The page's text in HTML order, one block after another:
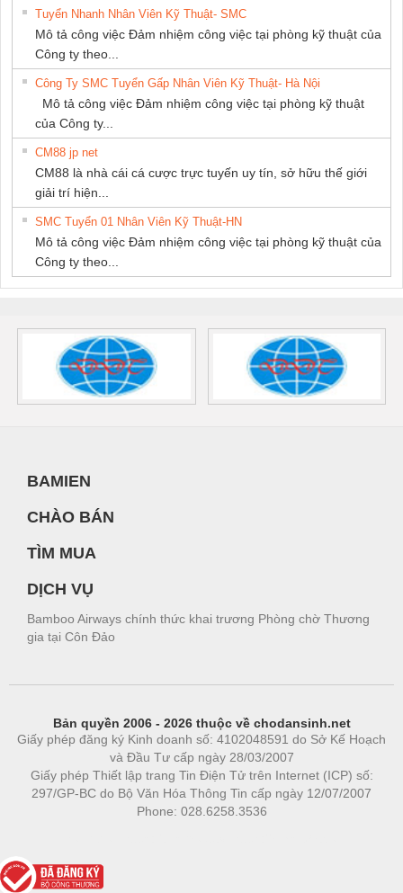
Tuyển Nhanh Nhân Viên Kỹ Thuật- SMC
Mô tả công việc Đảm nhiệm công việc tại phòng kỹ thuật của
Công ty theo...
Công Ty SMC Tuyển Gấp Nhân Viên Kỹ Thuật- Hà Nội
Mô tả công việc Đảm nhiệm công việc tại phòng kỹ thuật
của Công ty...
CM88 jp net
CM88 là nhà cái cá cược trực tuyến uy tín, sở hữu thế giới
giải trí hiện...
SMC Tuyển 01 Nhân Viên Kỹ Thuật-HN
Mô tả công việc Đảm nhiệm công việc tại phòng kỹ thuật của
Công ty theo...
BAMIEN
CHÀO BÁN
TÌM MUA
DỊCH VỤ
Bamboo Airways chính thức khai trương Phòng chờ Thương
gia tại Côn Đảo
Bản quyền 2006 - 2026 thuộc về chodansinh.net
Giấy phép đăng ký Kinh doanh số: 4102048591 do Sở Kế Hoạch
và Đầu Tư cấp ngày 28/03/2007
Giấy phép Thiết lập trang Tin Điện Tử trên Internet (ICP) số:
297/GP-BC do Bộ Văn Hóa Thông Tin cấp ngày 12/07/2007
Phone: 028.6258.3536